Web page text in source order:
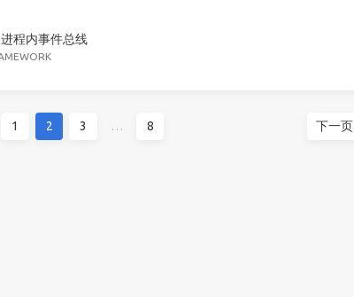
程内事件总线
下一页
1 2 3 … 8